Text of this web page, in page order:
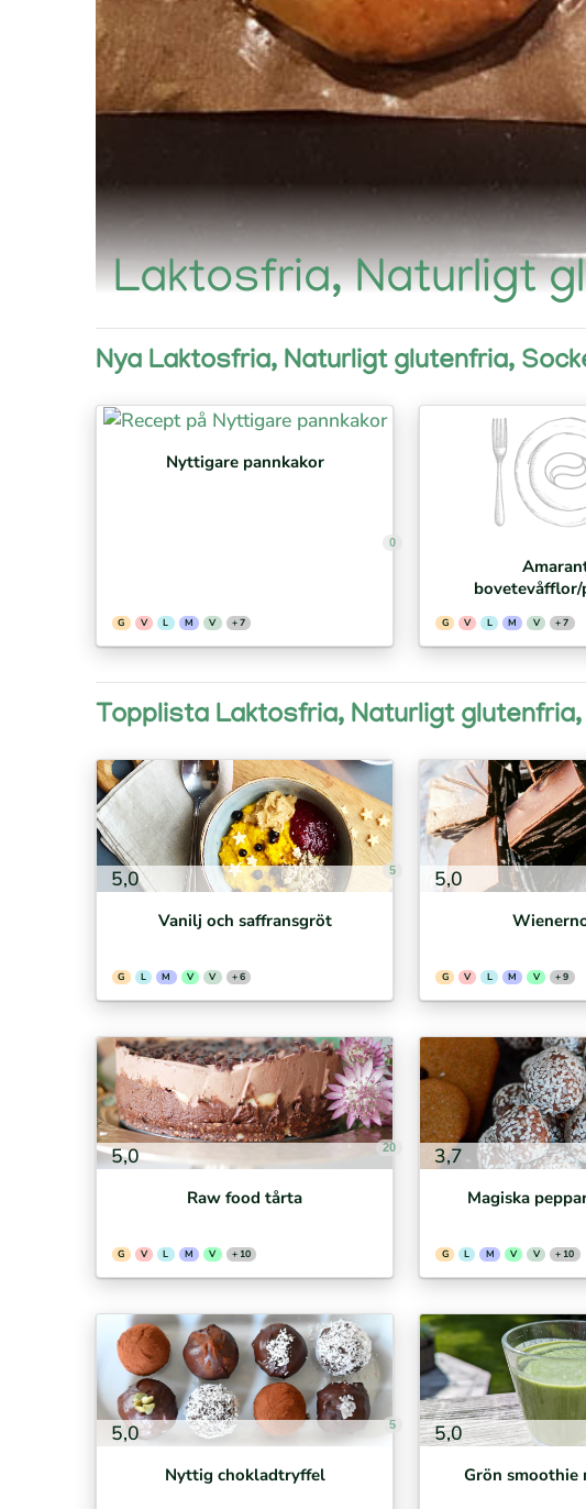
Laktosfria, Naturligt
Nya Laktosfria, Naturligt glutenfria,
0
Nyttigare pannkakor
G V L M V + 7
bovetevåfflor/
G V L M V + 7
Topplista Laktosfria, Naturligt
5,0 5
Vanilj och saffransgröt
G L M V V + 6
5,0
G V L M V + 9
5,0 20
Raw food tårta
G V L M V + 10
3,7
Magiska
G L M V V + 10
5,0 5
Nyttig chokladtryffel
5,0
Grön smoothie